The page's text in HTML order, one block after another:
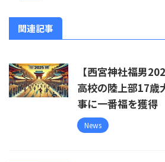
関連記事
【西宮神社福男
高校の陸上部17歳
事に一番福を獲得
News